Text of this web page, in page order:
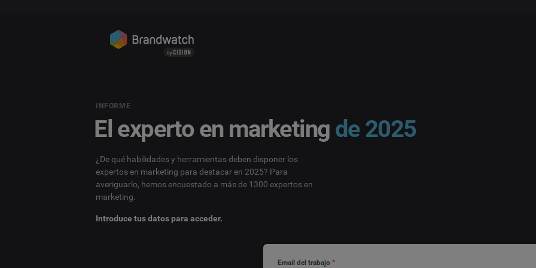
Email del trabajo *
INFORME
El experto en marketing de 2025
¿De qué habilidades y herramientas deben disponer los
expertos en marketing para destacar en 2025? Para
averiguarlo, hemos encuestado a más de 1300 expertos en
marketing.
Introduce tus datos para acceder.